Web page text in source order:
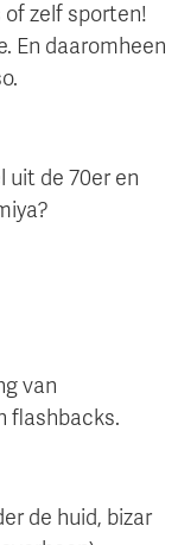
zelf sporten!
En daaromheen
uit de 70er en
van
flashbacks.
de huid, bizar